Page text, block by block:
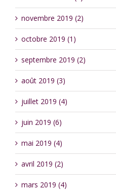
novembre 2019 (2)
octobre 2019 (1)
septembre 2019 (2)
août 2019 (3)
juillet 2019 (4)
juin 2019 (6)
mai 2019 (4)
avril 2019 (2)
mars 2019 (4)